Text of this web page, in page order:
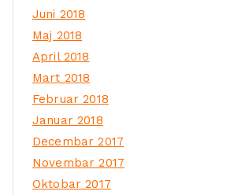
Juni 2018
Maj 2018
April 2018
Mart 2018
Februar 2018
Januar 2018
Decembar 2017
Novembar 2017
Oktobar 2017